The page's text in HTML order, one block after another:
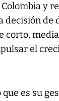
Colombia y
decisión de
corto,
el
es su